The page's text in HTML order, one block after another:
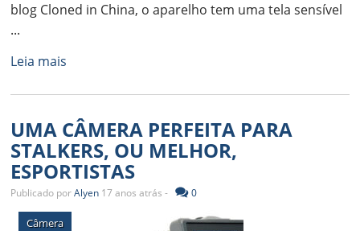
blog Cloned in China, o aparelho tem uma tela sensível
...
Leia mais
UMA CÂMERA PERFEITA PARA
STALKERS, OU MELHOR,
ESPORTISTAS
Publicado porAlyen 17 anos atrás - 0
Câmera